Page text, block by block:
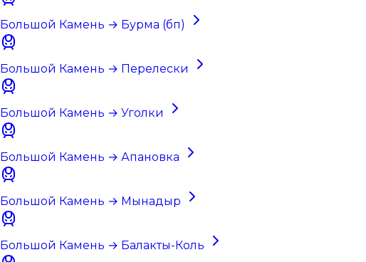
Большой Камень → Бурма (бп)
Большой Камень → Перелески
Большой Камень → Уголки
Большой Камень → Апановка
Большой Камень → Мынадыр
Большой Камень → Балакты-Коль